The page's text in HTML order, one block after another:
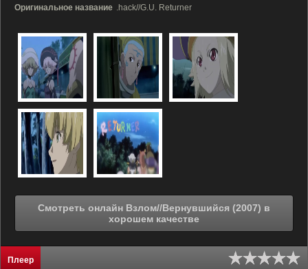
Оригинальное название .hack//G.U. Returner
Смотреть онлайн Взлом//Вернувшийся (2007) в
хорошем качестве
Плеер